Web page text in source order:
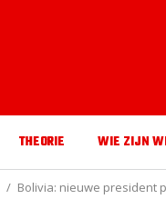
THEORIE WIE ZIJN
Bolivia: nieuwe president